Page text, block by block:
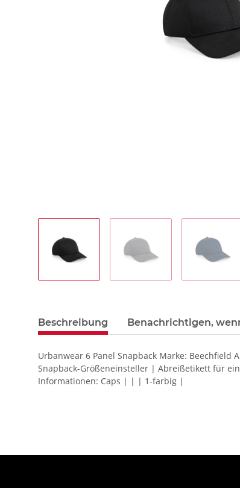
Beschreibung Benachrichtigen,
Urbanwear 6 Panel Snapback Marke:
Snapback-Größeneinsteller | Abreißetikett für
Informationen: Caps | | | 1-farbig |